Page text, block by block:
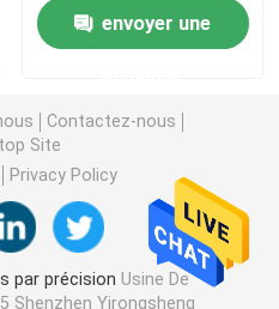
envoyer une
Contactez-nous
Site
Privacy Policy
par précision Usine De
Shenzhen Yirongsheng